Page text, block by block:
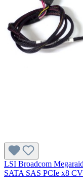
LSI Broadcom
SATA SAS PCIe x8